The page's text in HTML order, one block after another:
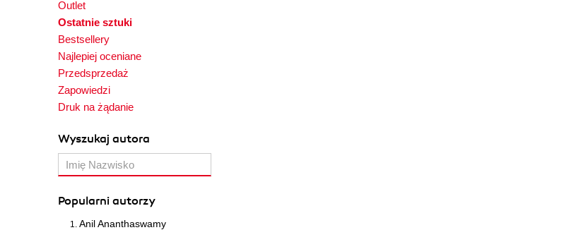
Outlet
Ostatnie sztuki
Bestsellery
Najlepiej oceniane
Przedsprzedaż
Zapowiedzi
Druk na żądanie
Wyszukaj autora
Popularni autorzy
Anil Ananthaswamy